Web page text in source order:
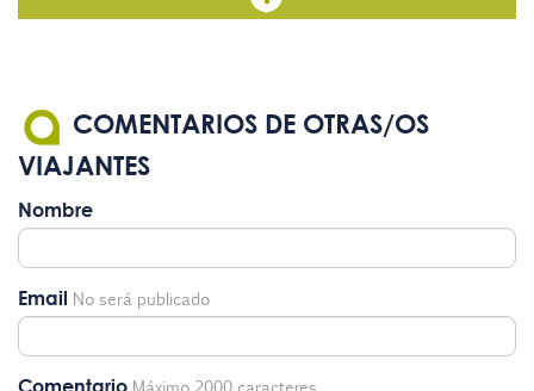
COMENTARIOS DE OTRAS/OS
VIAJANTES
Nombre
Email No será publicado